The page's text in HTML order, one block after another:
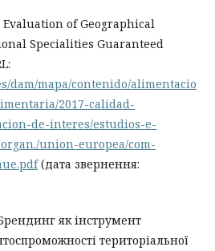
of Geographical
Specialities Guaranteed
dam/mapa/contenido/alimentacio
2017-calidad-
de-interes/estudios-e-
union-europea/com-
(дата звернення:
як інструмент
територіальної